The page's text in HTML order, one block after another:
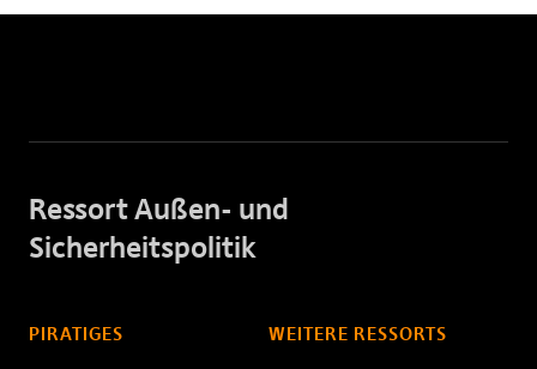
Ressort Außen- und
Sicherheitspolitik
PIRATIGES WEITERE RESSORTS